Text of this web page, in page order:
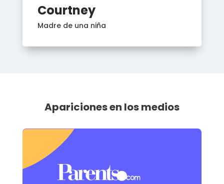
Courtney
Madre de una niña
Apariciones en los medios